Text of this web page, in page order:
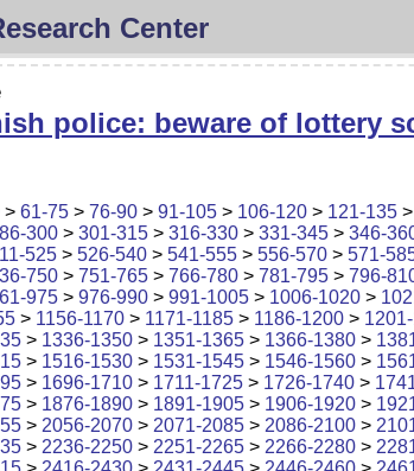
Center
police: beware of lottery
> 61-75 > 76-90 > 91-105 > 106-120 > 121-135 >
300 > 301-315 > 316-330 > 331-345 > 346-
525 > 526-540 > 541-555 > 556-570 > 571-
750 > 751-765 > 766-780 > 781-795 > 796-
975 > 976-990 > 991-1005 > 1006-1020 >
> 1156-1170 > 1171-1185 > 1186-1200 >
> 1336-1350 > 1351-1365 > 1366-1380 >
> 1516-1530 > 1531-1545 > 1546-1560 >
> 1696-1710 > 1711-1725 > 1726-1740 >
> 1876-1890 > 1891-1905 > 1906-1920 >
> 2056-2070 > 2071-2085 > 2086-2100 >
> 2236-2250 > 2251-2265 > 2266-2280 >